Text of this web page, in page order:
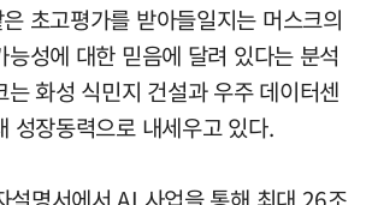
초고평가를 받아들일지는 머스크의
능성에 대한 믿음에 달려 있다는 분석
는 화성 식민지 건설과 우주 데이터센
성장동력으로 내세우고 있다.